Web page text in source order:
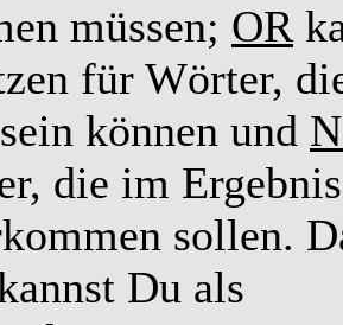
müssen; OR
für Wörter,
können und
die im Ergebnis
sollen.
Du als